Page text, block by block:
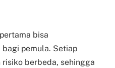
bisa
pemula. Setiap
berbeda, sehingga